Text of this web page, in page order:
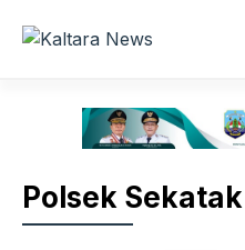
Polsek Sekatak